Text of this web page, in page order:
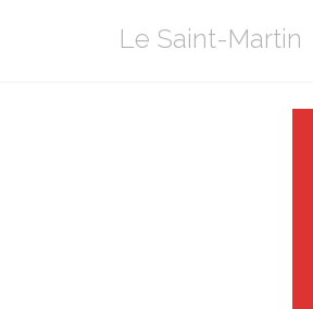
Le Saint-Martin